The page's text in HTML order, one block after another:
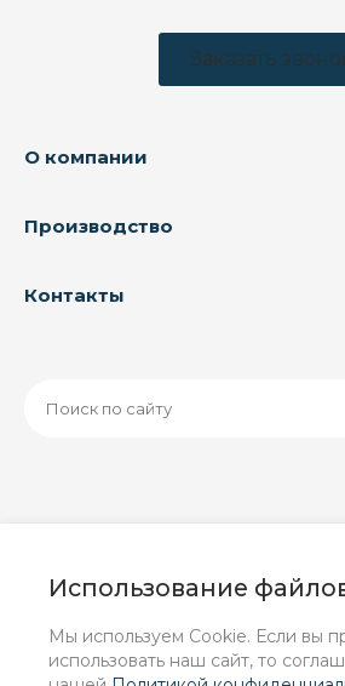
Использование
Мы используем Cookie. Если вы
использовать наш сайт, то
Заказать
О компании
Производство
Контакты
информационный характер и ни
положениями Статьи 437